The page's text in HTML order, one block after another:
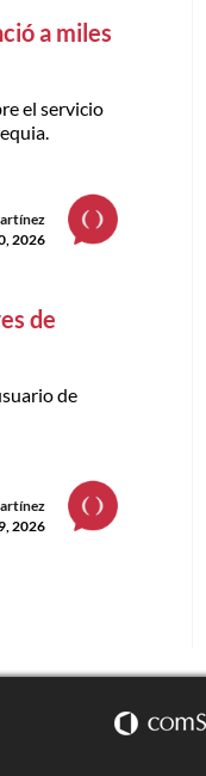
a miles
el servicio
2026
de
de
2026